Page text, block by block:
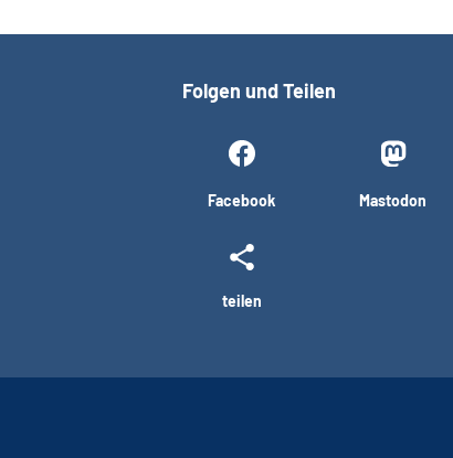
Folgen und Teilen
Facebook Mastodon
teilen